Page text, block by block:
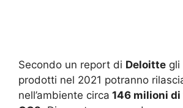
Secondo un report di Deloitte gli
prodotti nel 2021 potranno
nell’ambiente circa 146 milioni